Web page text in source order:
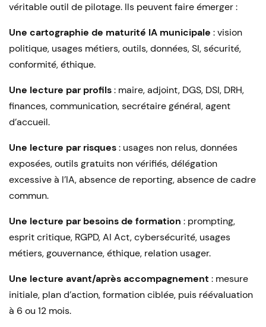
véritable outil de pilotage. Ils peuvent faire émerger :
Une cartographie de maturité IA municipale : vision
politique, usages métiers, outils, données, SI, sécurité,
conformité, éthique.
Une lecture par profils: maire, adjoint, DGS, DSI, DRH,
finances, communication, secrétaire général, agent
d’accueil.
Une lecture par risques: usages non relus, données
exposées, outils gratuits non vérifiés, délégation
excessive à l’IA, absence de reporting, absence de cadre
commun.
Une lecture par besoins de formation : prompting,
esprit critique, RGPD, AI Act, cybersécurité, usages
métiers, gouvernance, éthique, relation usager.
Une lecture avant/après accompagnement : mesure
initiale, plan d’action, formation ciblée, puis réévaluation
à 6 ou 12 mois.